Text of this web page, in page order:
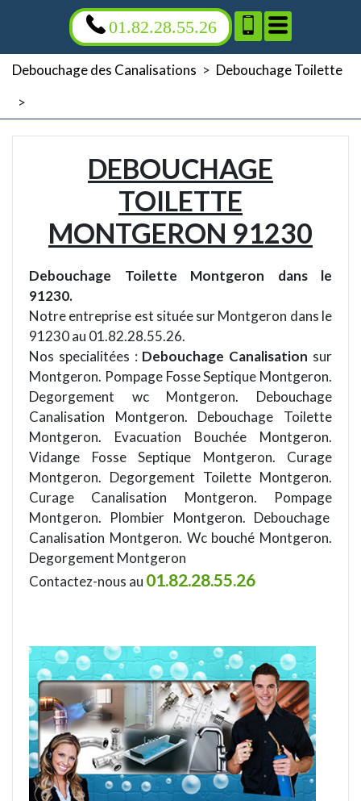
01.82.28.55.26
Debouchage des Canalisations > Debouchage Toilette
>
DEBOUCHAGE
TOILETTE
MONTGERON 91230
Debouchage Toilette Montgeron dans le
91230.
Notre entreprise est située sur Montgeron dans le
91230 au 01.82.28.55.26.
Nos specialitées : Debouchage Canalisation sur
Montgeron. Pompage Fosse Septique Montgeron.
Degorgement wc Montgeron. Debouchage
Canalisation Montgeron. Debouchage Toilette
Montgeron. Evacuation Bouchée Montgeron.
Vidange Fosse Septique Montgeron. Curage
Montgeron. Degorgement Toilette Montgeron.
Curage Canalisation Montgeron. Pompage
Montgeron. Plombier Montgeron. Debouchage
Canalisation Montgeron. Wc bouché Montgeron.
Degorgement Montgeron
Contactez-nous au 01.82.28.55.26